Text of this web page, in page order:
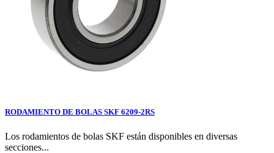
RODAMIENTO DE BOLAS SKF 6209-2RS
Los rodamientos de bolas SKF están disponibles en diversas
secciones...